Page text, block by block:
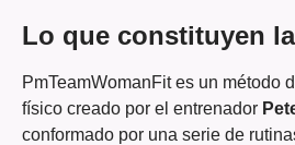
Lo que constituyen
PmTeamWomanFit es un método
físico creado por el entrenador
conformado por una serie de